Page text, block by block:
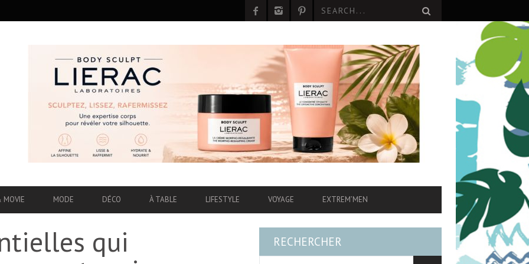
MOVIE MODE DÉCO À TABLE LIFESTYLE VOYAGE EXTREM’MEN
qui
RECHERCHER